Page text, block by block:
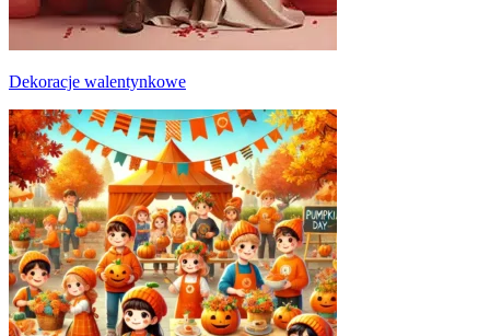
Dekoracje walentynkowe